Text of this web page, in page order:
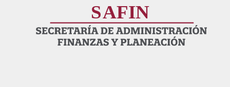
SAFIN